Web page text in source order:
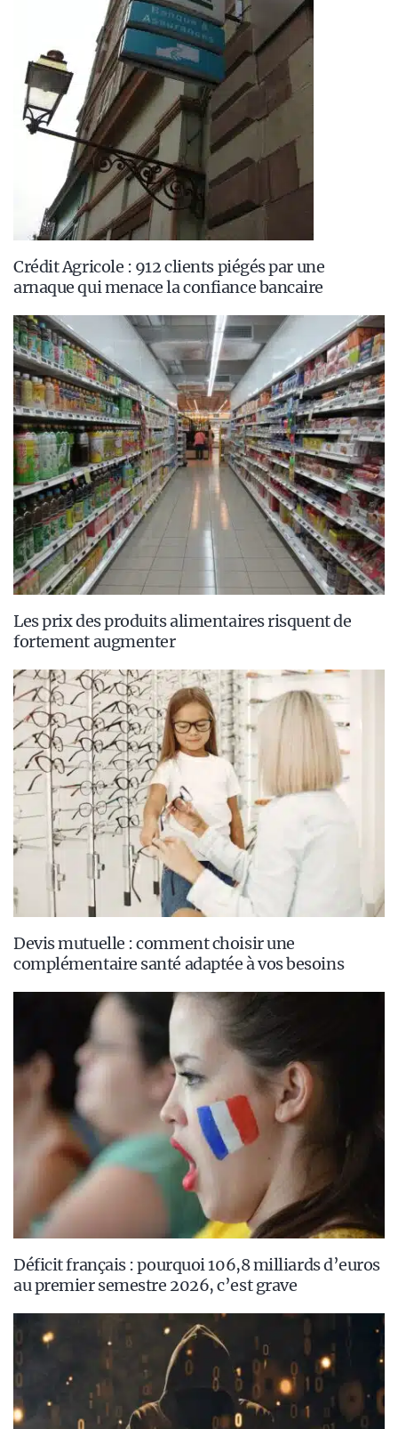
Crédit Agricole : 912 clients piégés par une
arnaque qui menace la confiance bancaire
Les prix des produits alimentaires risquent de
fortement augmenter
Devis mutuelle : comment choisir une
complémentaire santé adaptée à vos besoins
Déficit français : pourquoi 106,8 milliards d’euros
au premier semestre 2026, c’est grave